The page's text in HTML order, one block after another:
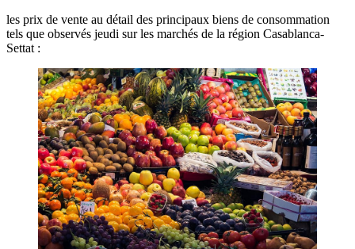
les prix de vente au détail des principaux biens de consommation
tels que observés jeudi sur les marchés de la région Casablanca-
Settat :